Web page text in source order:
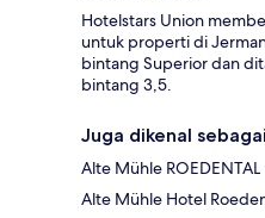
Hotelstars Union
untuk properti di
bintang Superior dan
bintang 3,5.
Juga dikenal sebagai
Alte Mühle ROEDENTAL
Alte Mühle Hotel